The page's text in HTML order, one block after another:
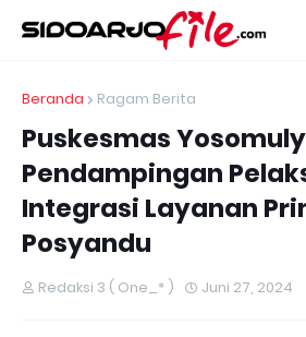
Beranda Ragam Berita
Puskesmas
Pendampingan
Integrasi Layanan
Posyandu
Redaksi 3 ( One_* ) Juni 27, 2024